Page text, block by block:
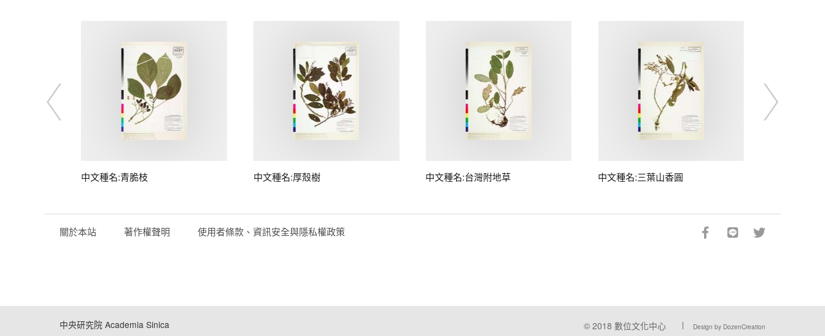
中文種名:青脆枝 中文種名:厚殼樹 中文種名:台灣附地草 中文種名:三葉山香圓
關於本站 著作權聲明 使用者條款、資訊安全與隱私權政策
中央研究院 Academia Sinica © 2018 數位文化中心 Design by DozenCreation